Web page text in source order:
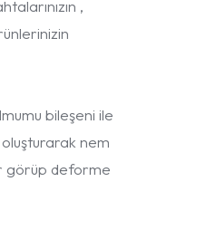
,
bileşeni ile
nem
görüp deforme